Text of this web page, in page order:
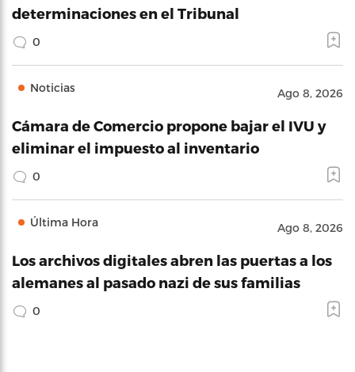
determinaciones en el Tribunal
0
Noticias Ago 8, 2026
Cámara de Comercio propone bajar el IVU y
eliminar el impuesto al inventario
0
Última Hora Ago 8, 2026
Los archivos digitales abren las puertas a los
alemanes al pasado nazi de sus familias
0